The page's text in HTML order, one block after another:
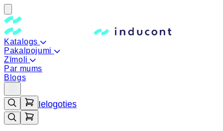
Katalogs
Pakalpojumi
Zīmoli
Par mums
Blogs
Ielogoties